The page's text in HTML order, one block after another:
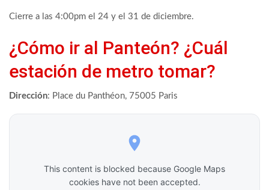
Cierre a las 4:00pm el 24 y el 31 de diciembre.
¿Cómo ir al Panteón? ¿Cuál
estación de metro tomar?
Dirección: Place du Panthéon, 75005 Paris
This content is blocked because Google Maps
cookies have not been accepted.